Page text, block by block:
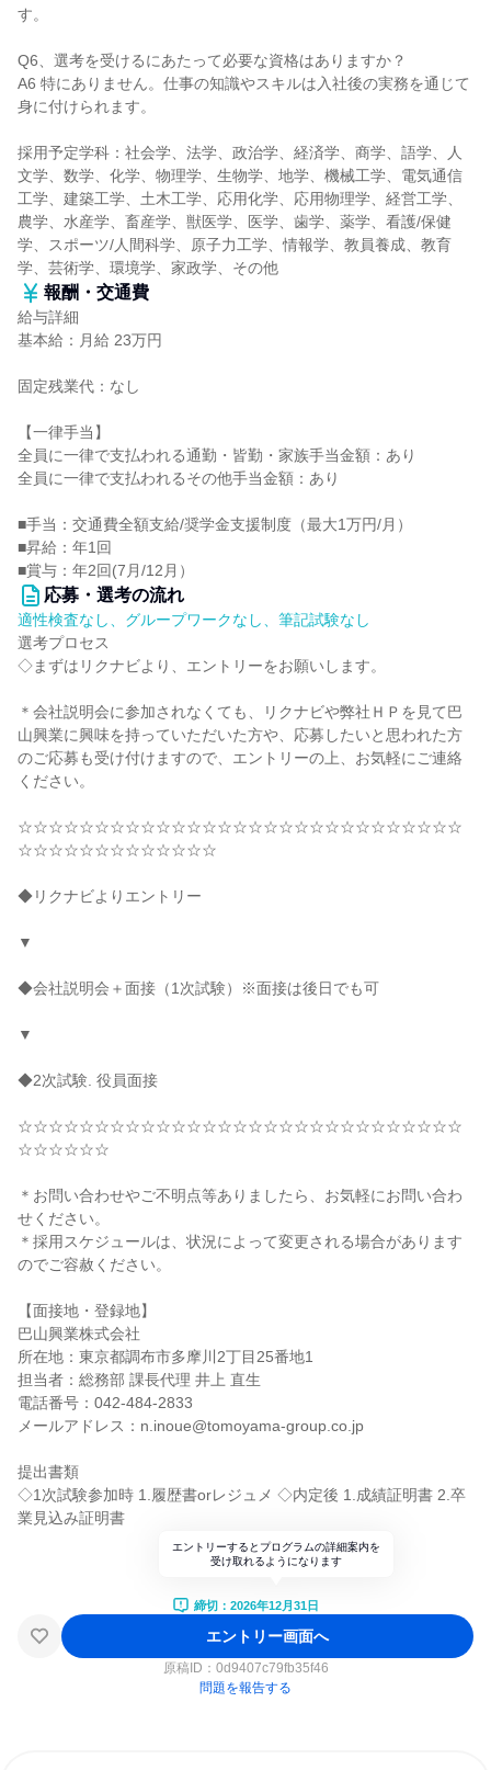
す。
Q6、選考を受けるにあたって必要な資格はありますか？
A6 特にありません。仕事の知識やスキルは入社後の実務を通じて
身に付けられます。
採用予定学科：社会学、法学、政治学、経済学、商学、語学、人
文学、数学、化学、物理学、生物学、地学、機械工学、電気通信
工学、建築工学、土木工学、応用化学、応用物理学、経営工学、
農学、水産学、畜産学、獣医学、医学、歯学、薬学、看護/保健
学、スポーツ/人間科学、原子力工学、情報学、教員養成、教育
学、芸術学、環境学、家政学、その他
報酬・交通費
給与詳細
基本給：月給 23万円
固定残業代：なし
【一律手当】
全員に一律で支払われる通勤・皆勤・家族手当金額：あり
全員に一律で支払われるその他手当金額：あり
■手当：交通費全額支給/奨学金支援制度（最大1万円/月）
■昇給：年1回
■賞与：年2回(7月/12月）
応募・選考の流れ
適性検査なし、グループワークなし、筆記試験なし
選考プロセス
◇まずはリクナビより、エントリーをお願いします。
＊会社説明会に参加されなくても、リクナビや弊社ＨＰを見て巴
山興業に興味を持っていただいた方や、応募したいと思われた方
のご応募も受け付けますので、エントリーの上、お気軽にご連絡
ください。
☆☆☆☆☆☆☆☆☆☆☆☆☆☆☆☆☆☆☆☆☆☆☆☆☆☆☆☆☆
☆☆☆☆☆☆☆☆☆☆☆☆☆
◆リクナビよりエントリー
▼
◆会社説明会＋面接（1次試験）※面接は後日でも可
▼
◆2次試験. 役員面接
☆☆☆☆☆☆☆☆☆☆☆☆☆☆☆☆☆☆☆☆☆☆☆☆☆☆☆☆☆
☆☆☆☆☆☆
＊お問い合わせやご不明点等ありましたら、お気軽にお問い合わ
せください。
＊採用スケジュールは、状況によって変更される場合があります
のでご容赦ください。
【面接地・登録地】
巴山興業株式会社
所在地：東京都調布市多摩川2丁目25番地1
担当者：総務部 課長代理 井上 直生
電話番号：042-484-2833
メールアドレス：n.inoue@tomoyama-group.co.jp
提出書類
◇1次試験参加時 1.履歴書orレジュメ ◇内定後 1.成績証明書 2.卒
業見込み証明書
エントリーするとプログラムの詳細案内を
受け取れるようになります
締切：2026年12月31日
エントリー画面へ
原稿ID： 0d9407c79fb35f46
問題を報告する